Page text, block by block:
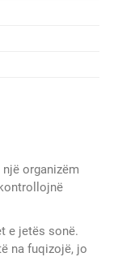
organizëm
e jetës sonë.
na fuqizojë, jo